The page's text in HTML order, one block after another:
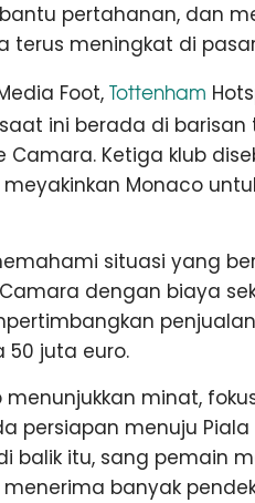
pertahanan, dan
terus meningkat di
Foot, Tottenham
saat ini berada di
Camara. Ketiga klub
Monaco
situasi yang
dengan biaya
50 juta euro.
menunjukkan minat,
persiapan menuju
balik itu, sang pemain
banyak